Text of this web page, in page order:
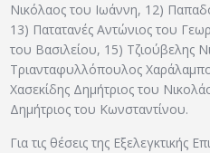
Νικόλαος του Ιωάννη, 12)
13) Πατατανές Αντώνιος του
του Βασιλείου, 15) Τζιούβελης
Τριανταφυλλόπουλος
Χασεκίδης Δημήτριος του
Δημήτριος του Κωνσταντίνου.
Για τις θέσεις της Εξελεγκτικής